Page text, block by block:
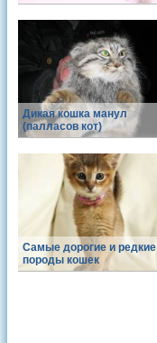
Дикая кошка манул
(палласов кот)
Самые дорогие и редкие
породы кошек